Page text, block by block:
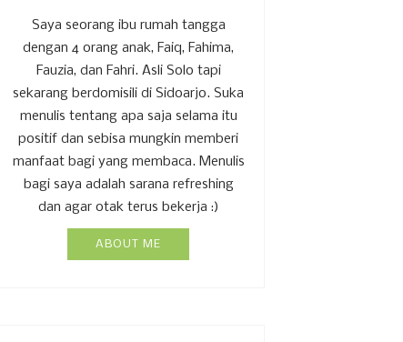
Saya seorang ibu rumah tangga
dengan 4 orang anak, Faiq, Fahima,
Fauzia, dan Fahri. Asli Solo tapi
sekarang berdomisili di Sidoarjo. Suka
menulis tentang apa saja selama itu
positif dan sebisa mungkin memberi
manfaat bagi yang membaca. Menulis
bagi saya adalah sarana refreshing
dan agar otak terus bekerja :)
ABOUT ME